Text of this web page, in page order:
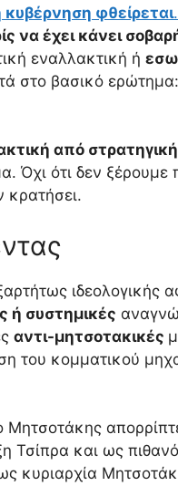
κυβέρνηση φθείρεται.
να έχει κάνει
εναλλακτική ή
στο βασικό
από στρατηγική
Όχι ότι δεν ξέρουμε
κρατήσει.
ιδεολογικής
ή συστημικές
αντι-μητσοτακικές
του κομματικού
Μητσοτάκης
Τσίπρα και ως
κυριαρχία